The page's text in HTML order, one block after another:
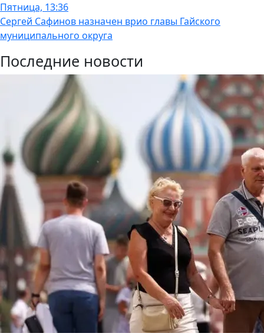
Пятница, 13:36
Сергей Сафинов назначен врио главы Гайского
муниципального округа
Последние новости